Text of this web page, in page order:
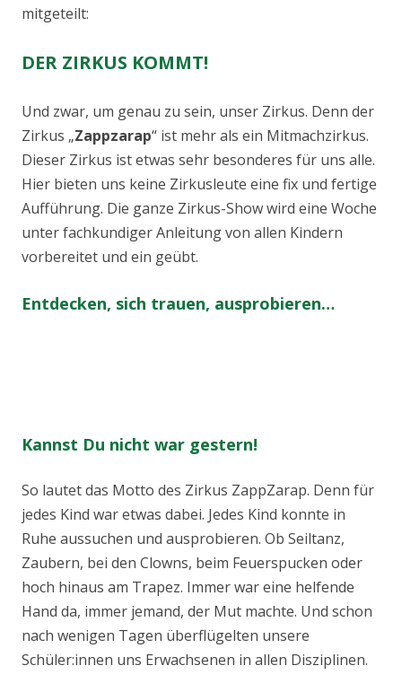
mitgeteilt:
DER ZIRKUS KOMMT!
Und zwar, um genau zu sein, unser Zirkus. Denn der
Zirkus „Zappzarap“ ist mehr als ein Mitmachzirkus.
Dieser Zirkus ist etwas sehr besonderes für uns alle.
Hier bieten uns keine Zirkusleute eine fix und fertige
Aufführung. Die ganze Zirkus-Show wird eine Woche
unter fachkundiger Anleitung von allen Kindern
vorbereitet und ein geübt.
Entdecken, sich trauen, ausprobieren…
Kannst Du nicht war gestern!
So lautet das Motto des Zirkus ZappZarap. Denn für
jedes Kind war etwas dabei. Jedes Kind konnte in
Ruhe aussuchen und ausprobieren. Ob Seiltanz,
Zaubern, bei den Clowns, beim Feuerspucken oder
hoch hinaus am Trapez. Immer war eine helfende
Hand da, immer jemand, der Mut machte. Und schon
nach wenigen Tagen überflügelten unsere
Schüler:innen uns Erwachsenen in allen Disziplinen.